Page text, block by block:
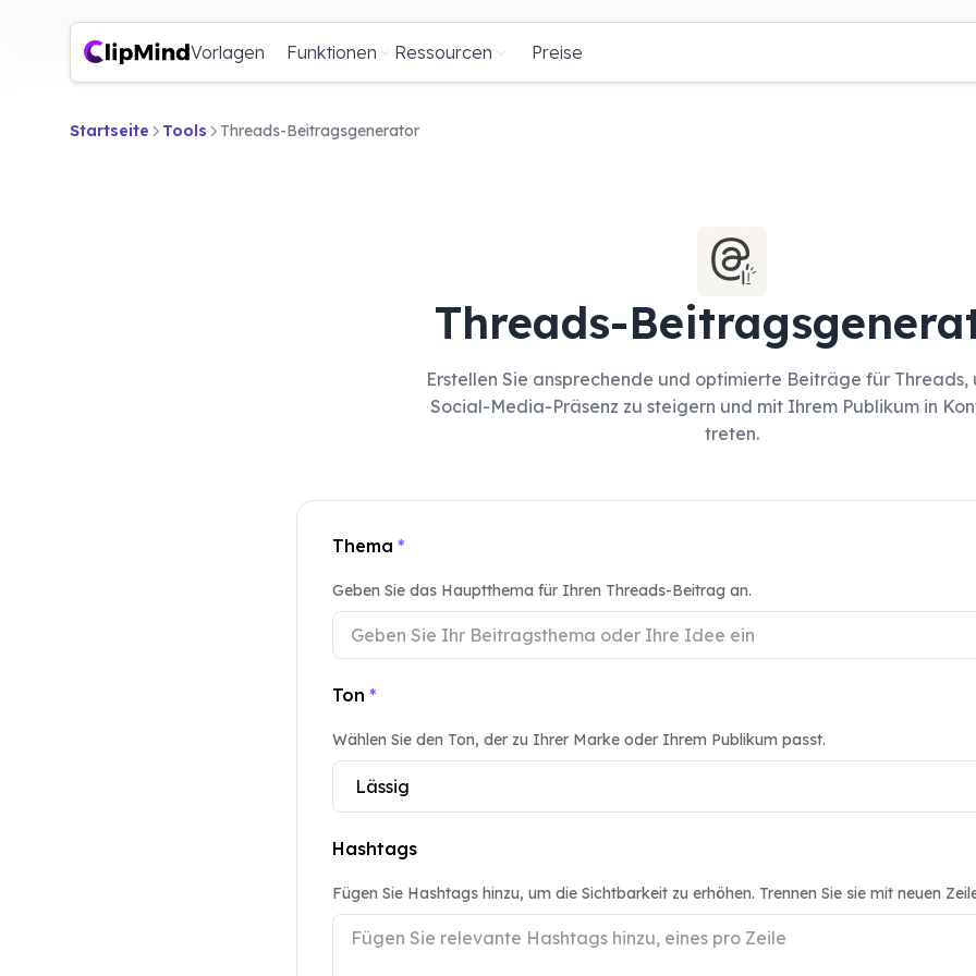
Vorlagen Funktionen Ressourcen Preise
Startseite Tools Threads-Beitragsgenerator
Threads-
Erstellen Sie ansprechende und optimierte Beiträge für Threads,
Social-Media-Präsenz zu steigern und mit Ihrem Publikum in
treten.
Thema *
Geben Sie das Hauptthema für Ihren Threads-Beitrag an.
Ton *
Wählen Sie den Ton, der zu Ihrer Marke oder Ihrem Publikum passt.
Hashtags
Fügen Sie Hashtags hinzu, um die Sichtbarkeit zu erhöhen. Trennen Sie sie mit neuen